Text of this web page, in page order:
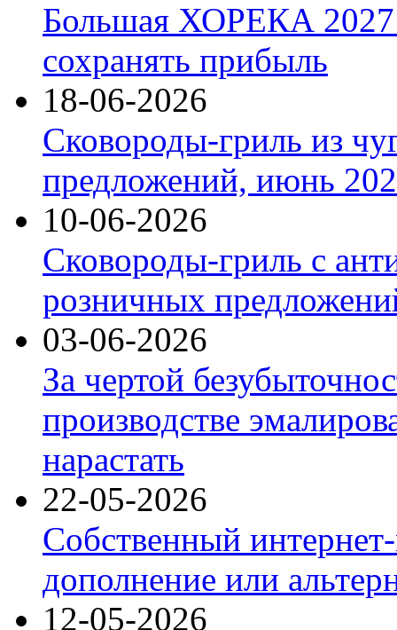
Большая ХОРЕКА 2027:
сохранять прибыль
18-06-2026
Сковороды-гриль из
предложений, июнь
10-06-2026
Сковороды-гриль с
розничных
03-06-2026
За чертой
производстве
нарастать
22-05-2026
Собственный
дополнение или
12-05-2026